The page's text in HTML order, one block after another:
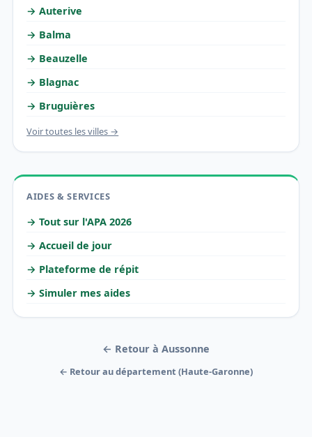
→ Auterive
→ Balma
→ Beauzelle
→ Blagnac
→ Bruguières
Voir toutes les villes →
AIDES & SERVICES
→ Tout sur l'APA 2026
→ Accueil de jour
→ Plateforme de répit
→ Simuler mes aides
← Retour à Aussonne
← Retour au département (Haute-Garonne)